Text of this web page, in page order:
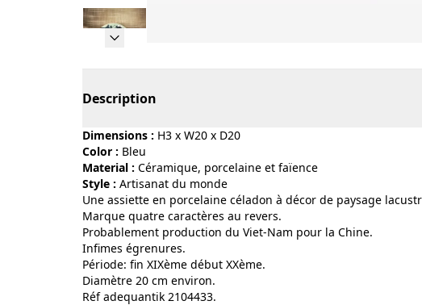
Description
Dimensions : H3 x W20 x D20
Color :
bleu
Material :
céramique, porcelaine et faïence
Style :
artisanat du monde
Une assiette en porcelaine céladon à décor de paysage
Marque quatre caractères au revers.
Probablement production du Viet-Nam pour la Chine.
Infimes égrenures.
Période: fin XIXème début XXème.
Diamètre 20 cm environ.
Réf adequantik 2104433.